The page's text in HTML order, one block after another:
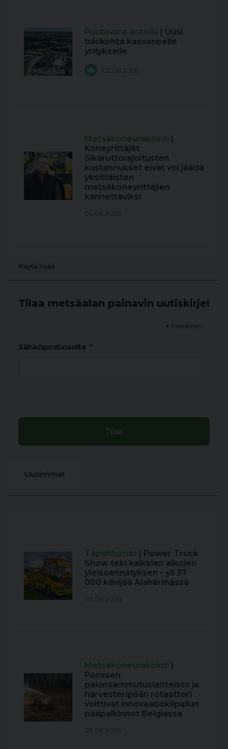
Puutavara-autoilu
| Uusi
tukikohta kasvaneelle
yritykselle
02.08.2026
Metsäkoneurakointi
Koneyrittäjät:
Sikaruttorajoitusten
kustannukset eivät voi jäädä
yksittäisten
metsäkoneyrittäjien
kannettaviksi
04.08.2026
Näytä lisää
Tilaa metsäalan painavin uutiskirje!
* Pakollinen
Sähköpostiosoite *
Uusimmat
Tapahtumat | Power Truck
Show teki kaikkien aikojen
yleisöennätyksen – yli 37
000 kävijää Alahärmässä
09.08.2026
Metsäkoneurakointi |
Ponssen
palonsammutuslaitteisto ja
harvesteripään rotaattori
voittivat innovaatiokilpailun
pääpalkinnot Belgiassa
09.08.2026